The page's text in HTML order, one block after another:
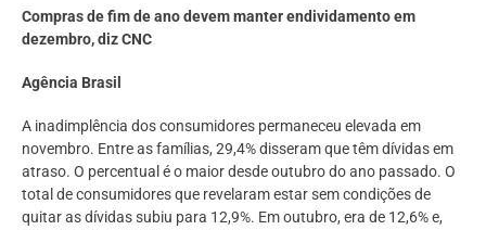
Compras de fim de ano devem manter endividamento em
dezembro, diz CNC
Agência Brasil
A inadimplência dos consumidores permaneceu elevada em
novembro. Entre as famílias, 29,4% disseram que têm dívidas em
atraso. O percentual é o maior desde outubro do ano passado. O
total de consumidores que revelaram estar sem condições de
quitar as dívidas subiu para 12,9%. Em outubro, era de 12,6% e,